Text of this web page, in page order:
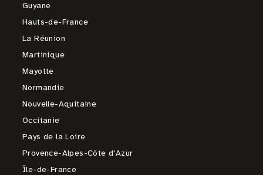
Guyane
Hauts-de-France
La Réunion
Martinique
Mayotte
Normandie
Nouvelle-Aquitaine
Occitanie
Pays de la Loire
Provence-Alpes-Côte d'Azur
Île-de-France